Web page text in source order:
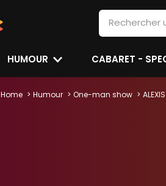
HUMOUR CABARET -
Home Humour One-man show